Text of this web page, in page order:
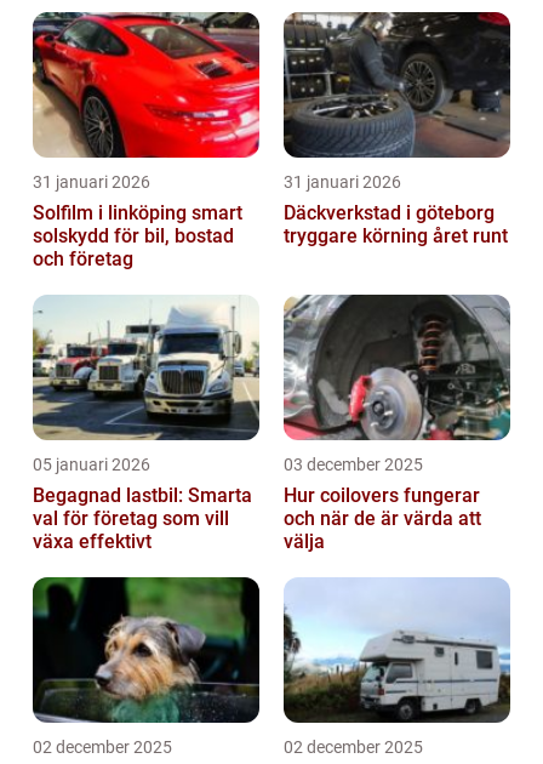
31 januari 2026
Solfilm i linköping smart
solskydd för bil, bostad
och företag
31 januari 2026
Däckverkstad i göteborg
tryggare körning året runt
05 januari 2026
Begagnad lastbil: Smarta
val för företag som vill
växa effektivt
03 december 2025
Hur coilovers fungerar
och när de är värda att
välja
02 december 2025 02 december 2025